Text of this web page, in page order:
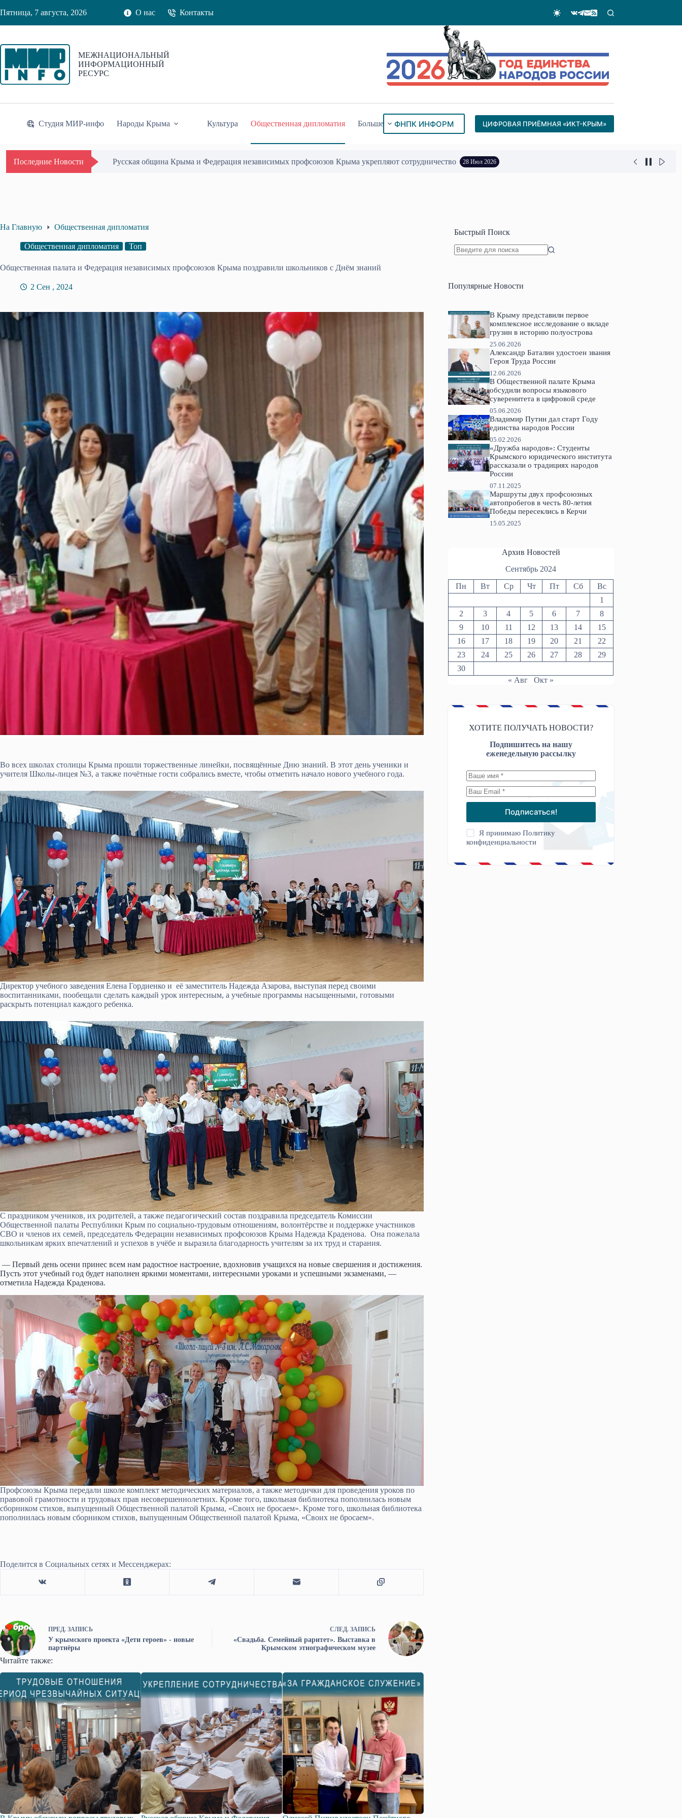
к
Пятница, 7 августа, 2026 О нас Контакты
МЕЖНАЦИОНАЛЬНЫЙ
ИНФОРМАЦИОННЫЙ
РЕСУРС
Студия МИР-инфо Народы Крыма Культура Общественная дипломатия Больше ФНПК ИНФОРМ ЦИФРОВАЯ ПРИЁМНАЯ «ИКТ-КРЫМ»
Последние Новости Русская община Крыма и Федерация независимых профсоюзов Крыма укрепляют сотрудничество 28 Июл 2026
На Главную Общественная дипломатия
Общественная дипломатия Топ
Общественная палата и Федерация независимых профсоюзов Крыма поздравили школьников с Днём знаний
2 Сен , 2024
Во всех школах столицы Крыма прошли торжественные линейки, посвящённые Дню знаний. В этот день ученики и
учителя Школы-лицея №3, а также почётные гости собрались вместе, чтобы отметить начало нового учебного года.
Директор учебного заведения Елена Гордиенко и её заместитель Надежда Азарова, выступая перед своими
воспитанниками, пообещали сделать каждый урок интересным, а учебные программы насыщенными, готовыми
раскрыть потенциал каждого ребенка.
С праздником учеников, их родителей, а также педагогический состав поздравила председатель Комиссии
Общественной палаты Республики Крым по социально-трудовым отношениям, волонтёрстве и поддержке участников
СВО и членов их семей, председатель Федерации независимых профсоюзов Крыма Надежда Краденова. Она пожелала
школьникам ярких впечатлений и успехов в учёбе и выразила благодарность учителям за их труд и старания.
— Первый день осени принес всем нам радостное настроение, вдохновив учащихся на новые свершения и достижения.
Пусть этот учебный год будет наполнен яркими моментами, интересными уроками и успешными экзаменами, —
отметила Надежда Краденова.
Профсоюзы Крыма передали школе комплект методических материалов, а также методички для проведения уроков по
правовой грамотности и трудовых прав несовершеннолетних. Кроме того, школьная библиотека пополнилась новым
сборником стихов, выпущенный Общественной палатой Крыма, «Своих не бросаем». Кроме того, школьная библиотека
пополнилась новым сборником стихов, выпущенным Общественной палатой Крыма, «Своих не бросаем».
Поделится в Социальных сетях и Мессенджерах:
ПРЕД. ЗАПИСЬ
У крымского проекта «Дети героев» - новые
партнёры
СЛЕД. ЗАПИСЬ
«Свадьба. Семейный раритет». Выставка в
Крымском этнографическом музее
Читайте также:
Быстрый Поиск
Популярные Новости
В Крыму представили первое
комплексное исследование о вкладе
грузин в историю полуострова
25.06.2026
Александр Баталин удостоен звания
Героя Труда России
12.06.2026
В Общественной палате Крыма
обсудили вопросы языкового
суверенитета в цифровой среде
05.06.2026
Владимир Путин дал старт Году
единства народов России
05.02.2026
«Дружба народов»: Студенты
Крымского юридического института
рассказали о традициях народов
России
07.11.2025
Маршруты двух профсоюзных
автопробегов в честь 80-летия
Победы пересеклись в Керчи
15.05.2025
Архив Новостей
Сентябрь 2024
Пн Вт Ср Чт Пт Сб
Вс
1
2
3 4 5 6 7
8
9
10 11 12 13 14
15
16
17 18 19 20 21
22
23
24 25 26 27 28
29
30
« Авг
Окт »
ХОТИТЕ ПОЛУЧАТЬ НОВОСТИ?
Подпишитесь на нашу
еженедельную рассылку
Подписаться!
Я принимаюПолитику
конфиденциальности